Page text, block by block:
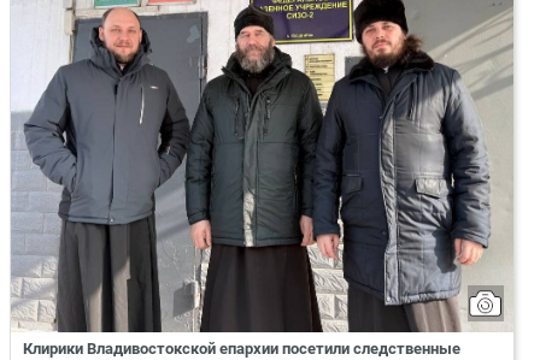
Клирики Владивостокской епархии посетили следственные